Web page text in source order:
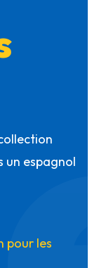
un espagnol
pour les